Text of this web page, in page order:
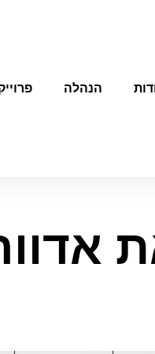
הנהלה